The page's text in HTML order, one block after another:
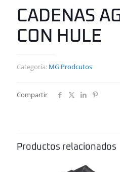
CADENAS
CON HULE
Categoría: MG Prodcutos
Compartir
Productos relacionados